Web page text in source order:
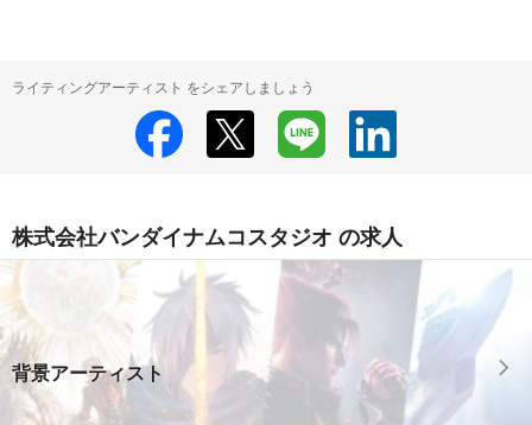
ライティングアーティスト をシェアしましょう
株式会社バンダイナムコスタジオ の求人
背景アーティスト